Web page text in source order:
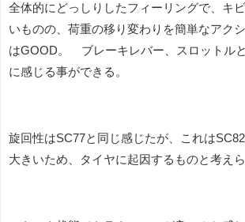
全体的にどっしりしたフィーリングで、キ
いものの、荷重の移り変わりを簡単なアク
はGOOD。 ブレーキレバー、スロットル
に感じる事ができる。
旋回性はSC77と同じ感じたが、これは
大きいため、タイヤに起因するものと考えら